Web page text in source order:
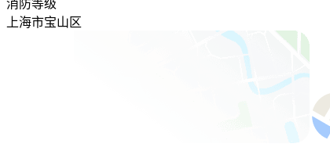
消防等级
上海市宝山区